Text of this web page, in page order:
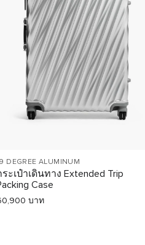
DEGREE ALUMINUM
ระเป๋าเดินทาง Extended Trip
Case
บาท